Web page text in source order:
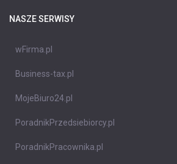
NASZE SERWISY
wFirma.pl
Business-tax.pl
MojeBiuro24.pl
PoradnikPrzedsiebiorcy.pl
PoradnikPracownika.pl